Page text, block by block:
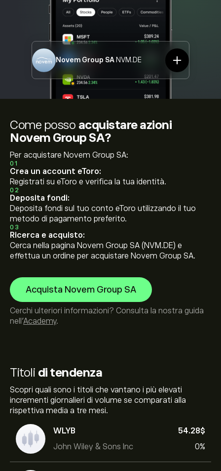
Novem Group SA NVM.DE
Titoli di tendenza
Scopri quali sono i titoli che vantano i più elevati
incrementi giornalieri di volume se comparati alla
rispettiva media a tre mesi.
WLYB
John Wiley & Sons Inc
54.28‎$‎
0%
Come posso acquistare azioni
Novem Group SA?
Per acquistare Novem Group SA:
01
Crea un account eToro:
Registrati su eToro e verifica la tua identità.
02
Deposita fondi:
Deposita fondi sul tuo conto eToro utilizzando il tuo
metodo di pagamento preferito.
03
Ricerca e acquisto:
Cerca nella pagina Novem Group SA (NVM.DE) e
effettua un ordine per acquistare Novem Group SA.
Acquista Novem Group SA
Cerchi ulteriori informazioni? Consulta la nostra guida
nell’Academy.